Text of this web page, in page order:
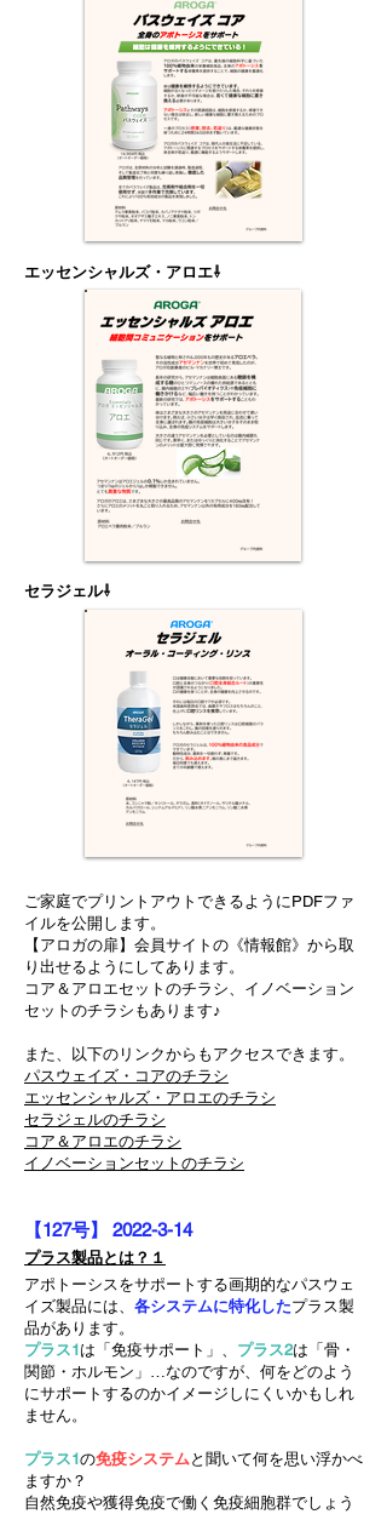
エッセンシャルズ・アロエ⇩
セラジェル⇩
ご家庭でプリントアウトできるようにPDFファ
イルを公開します。
【アロガの扉】会員サイトの《情報館》から取
り出せるようにしてあります。
コア＆アロエセットのチラシ、イノベーション
セットのチラシもあります♪
また、以下のリンクからもアクセスできます。
パスウェイズ・コアのチラシ
エッセンシャルズ・アロエのチラシ
セラジェルのチラシ
コア＆アロエのチラシ
イノベーションセットのチラシ
【127号】 2022-3-14
プラス製品とは？１
アポトーシスをサポートする画期的なパスウェ
イズ製品には、 各システムに特化したプラス製
品があります。
プラス1 は「免疫サポート」、 プラス2は「骨・
関節・ホルモン」…なのですが、何をどのよう
にサポートするのかイメージしにくいかもしれ
ません。
プラス1の免疫システムと聞いて何を思い浮かべ
ますか？
自然免疫や獲得免疫で働く免疫細胞群でしょう